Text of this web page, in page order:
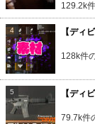
129.2k
【ディ
128k件
【ディ
79.7k件